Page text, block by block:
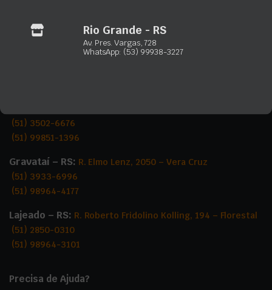
(53) 99938-3227
R. Dartagnan Oliveira, 155 – Dutra
(51) 3502-6676
(51) 99851-1396
Gravataí – RS: R. Elmo Lenz, 2050 – Vera Cruz
(51) 3933-6996
(51) 98964-4177
Lajeado – RS: R. Roberto Fridolino Kolling, 194 – Florestal
(51) 2850-0310
(51) 98964-3101
Precisa de Ajuda?
Rio Grande - RS
Av. Pres. Vargas, 728
WhatsApp: (53) 99938-3227